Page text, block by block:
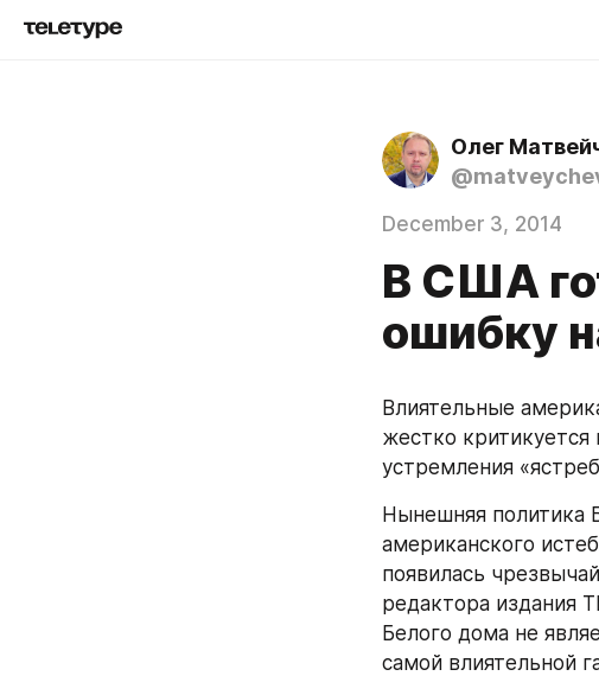
Олег
December 3, 2014
В США
ошибку
Влиятельные
жестко
устремления
Нынешняя политика
американского
появилась
редактора издания
Белого дома не
самой влиятельной